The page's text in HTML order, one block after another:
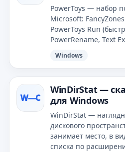
PowerToys — набор
Microsoft:
PowerToys Run
PowerRename, Text
Windows
W—С
WinDirStat —
для Windows
WinDirStat —
дискового
занимает место, в
списка по